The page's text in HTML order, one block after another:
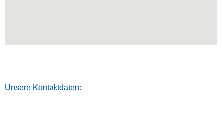
Unsere Kontaktdaten: